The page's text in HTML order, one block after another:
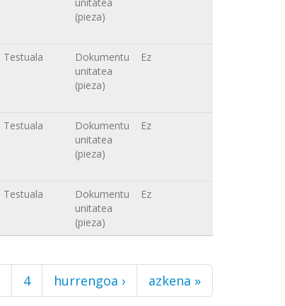
(pieza)
Testuala
Dokumentu
unitatea
(pieza)
Ez
Testuala
Dokumentu
unitatea
(pieza)
Ez
Testuala
Dokumentu
unitatea
(pieza)
Ez
4 hurrengoa › azkena »